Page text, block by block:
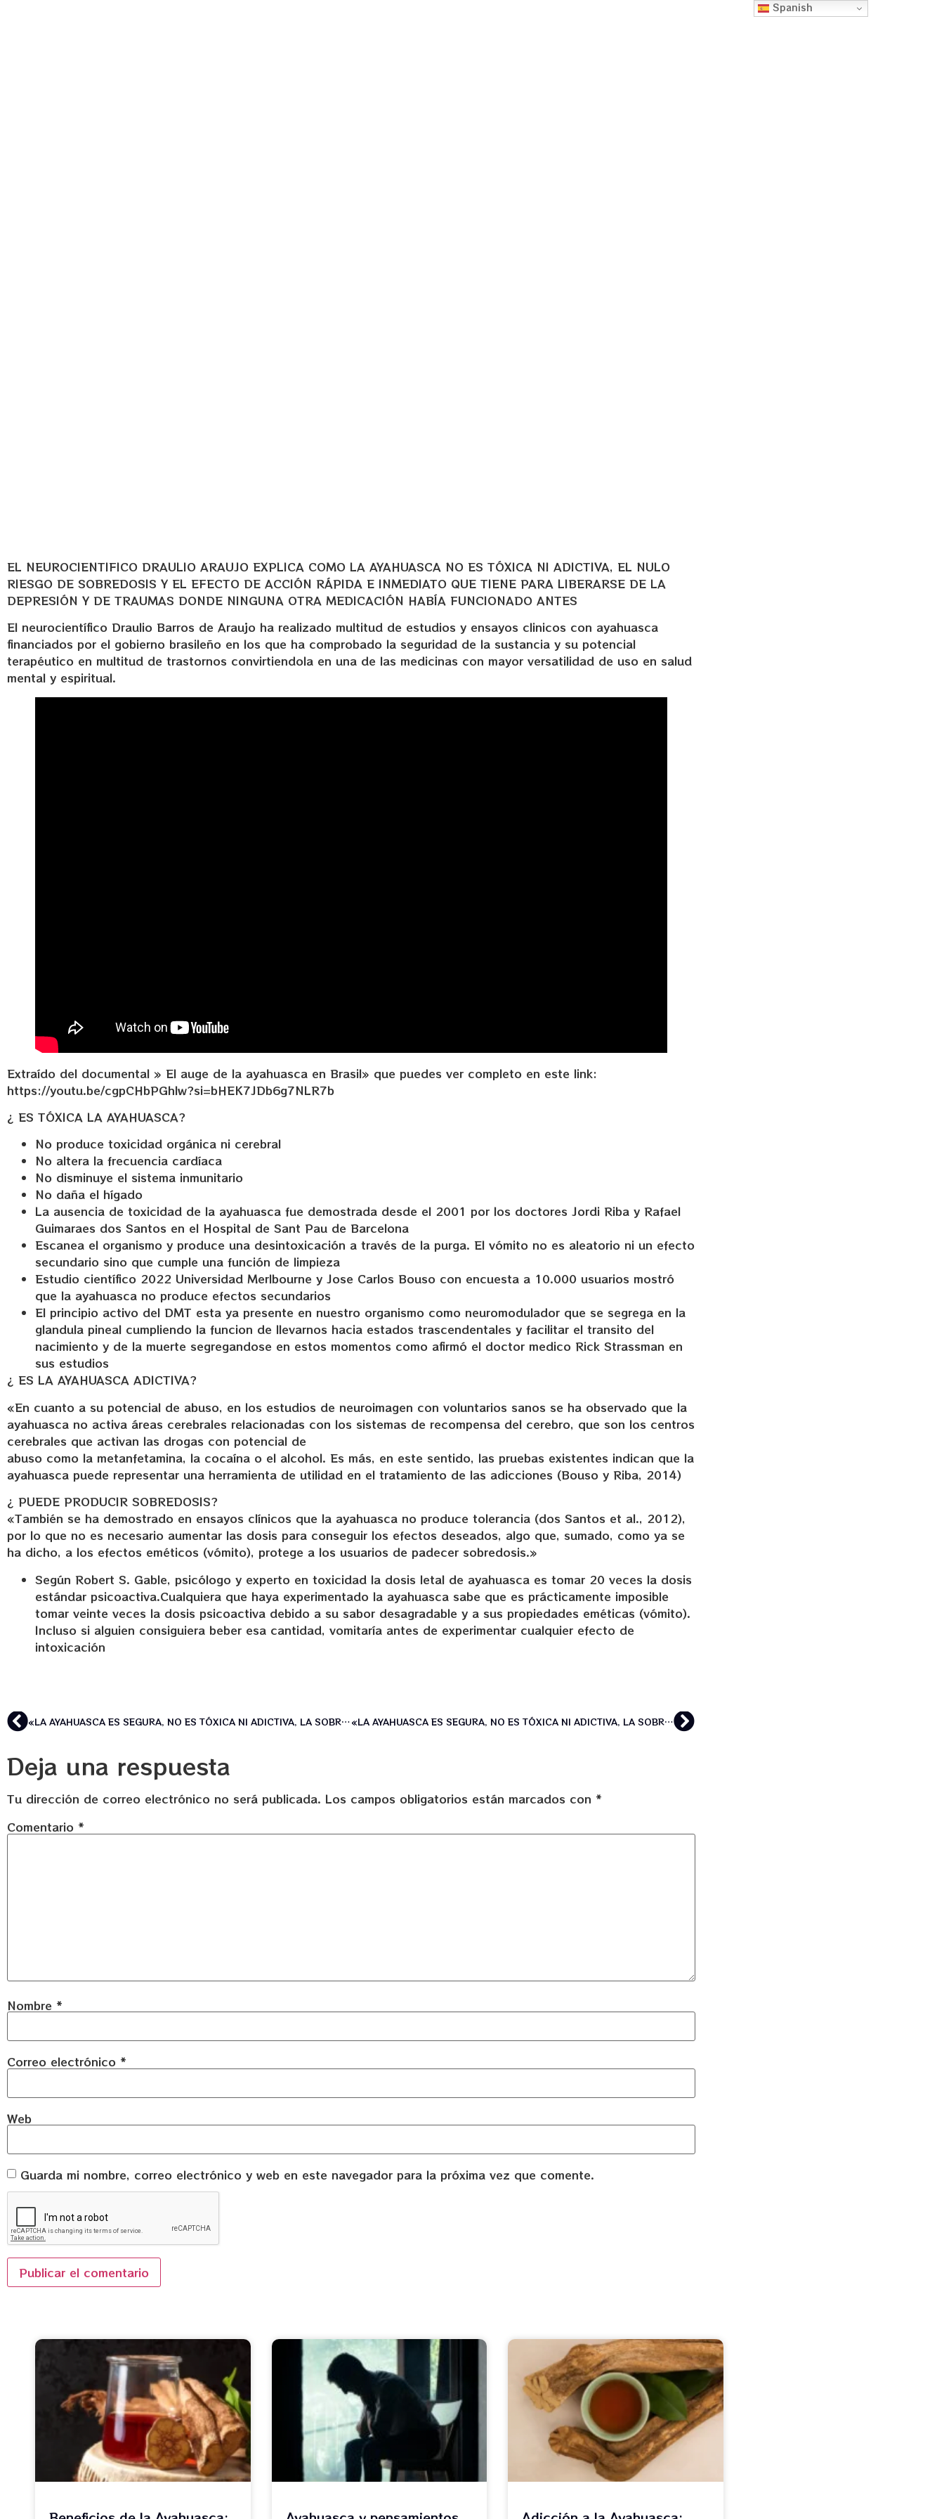
EL NEUROCIENTIFICO DRAULIO ARAUJO EXPLICA COMO LA AYAHUASCA NO ES TÓXICA NI ADICTIVA, EL NULO
RIESGO DE SOBREDOSIS Y EL EFECTO DE ACCIÓN RÁPIDA E INMEDIATO QUE TIENE PARA LIBERARSE DE LA
DEPRESIÓN Y DE TRAUMAS DONDE NINGUNA OTRA MEDICACIÓN HABÍA FUNCIONADO ANTES
El neurocientífico Draulio Barros de Araujo ha realizado multitud de estudios y ensayos clinicos con ayahuasca
financiados por el gobierno brasileño en los que ha comprobado la seguridad de la sustancia y su potencial
terapéutico en multitud de trastornos convirtiendola en una de las medicinas con mayor versatilidad de uso en salud
mental y espiritual.
Extraído del documental » El auge de la ayahuasca en Brasil» que puedes ver completo en este link:
https://youtu.be/cgpCHbPGhlw?si=bHEK7JDb6g7NLR7b
¿ ES TÓXICA LA AYAHUASCA?
No produce toxicidad orgánica ni cerebral
No altera la frecuencia cardíaca
No disminuye el sistema inmunitario
No daña el hígado
La ausencia de toxicidad de la ayahuasca fue demostrada desde el 2001 por los doctores Jordi Riba y Rafael
Guimaraes dos Santos en el Hospital de Sant Pau de Barcelona
Escanea el organismo y produce una desintoxicación a través de la purga. El vómito no es aleatorio ni un efecto
secundario sino que cumple una función de limpieza
Estudio científico 2022 Universidad Merlbourne y Jose Carlos Bouso con encuesta a 10.000 usuarios mostró
que la ayahuasca no produce efectos secundarios
El principio activo del DMT esta ya presente en nuestro organismo como neuromodulador que se segrega en la
glandula pineal cumpliendo la funcion de llevarnos hacia estados trascendentales y facilitar el transito del
nacimiento y de la muerte segregandose en estos momentos como afirmó el doctor medico Rick Strassman en
sus estudios
¿ ES LA AYAHUASCA ADICTIVA?
«En cuanto a su potencial de abuso, en los estudios de neuroimagen con voluntarios sanos se ha observado que la
ayahuasca no activa áreas cerebrales relacionadas con los sistemas de recompensa del cerebro, que son los centros
cerebrales que activan las drogas con potencial de
abuso como la metanfetamina, la cocaína o el alcohol. Es más, en este sentido, las pruebas existentes indican que la
ayahuasca puede representar una herramienta de utilidad en el tratamiento de las adicciones (Bouso y Riba, 2014)
¿ PUEDE PRODUCIR SOBREDOSIS?
«También se ha demostrado en ensayos clínicos que la ayahuasca no produce tolerancia (dos Santos et al., 2012),
por lo que no es necesario aumentar las dosis para conseguir los efectos deseados, algo que, sumado, como ya se
ha dicho, a los efectos eméticos (vómito), protege a los usuarios de padecer sobredosis.»
Según Robert S. Gable, psicólogo y experto en toxicidad la dosis letal de ayahuasca es tomar 20 veces la dosis
estándar psicoactiva.Cualquiera que haya experimentado la ayahuasca sabe que es prácticamente imposible
tomar veinte veces la dosis psicoactiva debido a su sabor desagradable y a sus propiedades eméticas (vómito).
Incluso si alguien consiguiera beber esa cantidad, vomitaría antes de experimentar cualquier efecto de
intoxicación
«LA AYAHUASCA ES SEGURA, NO ES TÓXICA NI ADICTIVA, LA SOBREDOSIS ES IMPOSIBLE Y ES MÁS EFECTIVA PARA LIBERARSE DE LA DEPRESIÓN QUE CUALQUIER ANTIDEPRESIVO QUE SOLO PALIA LOS SÍNTOMAS» ( NEURÓLOGO DRAULIO ARAUJO) «LA AYAHUASCA ES SEGURA, NO ES TÓXICA NI ADICTIVA, LA SOBREDOSIS ES IMPOSIBLE Y ES MÁS EFECTIVA PARA LIBERARSE DE LA DEPRESIÓN QUE CUALQUIER ANTIDEPRESIVO QUE SOLO PALIA LOS SÍNTOMAS» ( NEURÓLOGO DRAULIO ARAUJO)
Deja una respuesta
Tu dirección de correo electrónico no será publicada. Los campos obligatorios están marcados con *
Comentario *
Nombre *
Correo electrónico *
Web
Guarda mi nombre, correo electrónico y web en este navegador para la próxima vez que comente.
Spanish